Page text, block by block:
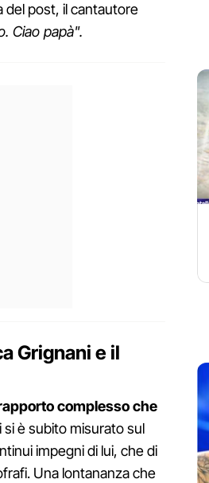
del post, il cantautore
Ciao papà".
Grignani e il
complesso che
si è subito misurato sul
impegni di lui, che di
Una lontananza che